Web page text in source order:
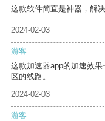
这款软件简直是神器，解
2024-02-03
游客
这款加速器app的加速效
区的线路。
2024-02-03
游客